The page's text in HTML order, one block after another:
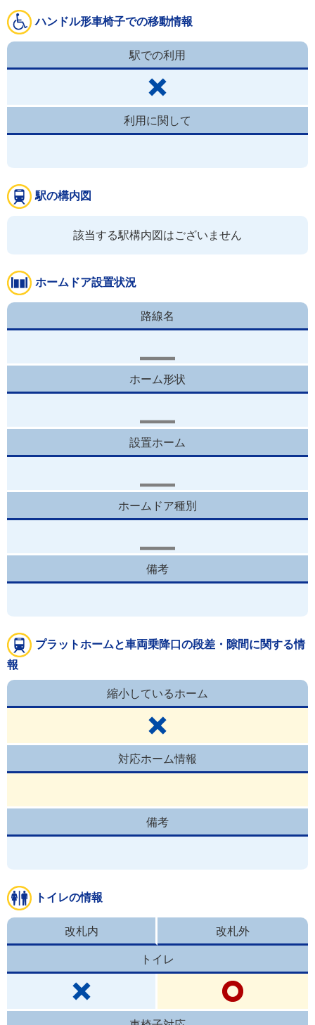
ハンドル形車椅子での移動情報
駅での利用
利用に関して
駅の構内図
該当する駅構内図はございません
ホームドア設置状況
路線名
ホーム形状
設置ホーム
ホームドア種別
備考
プラットホームと車両乗降口の段差・隙間に関する情
報
縮小しているホーム
対応ホーム情報
備考
トイレの情報
改札内 改札外
トイレ